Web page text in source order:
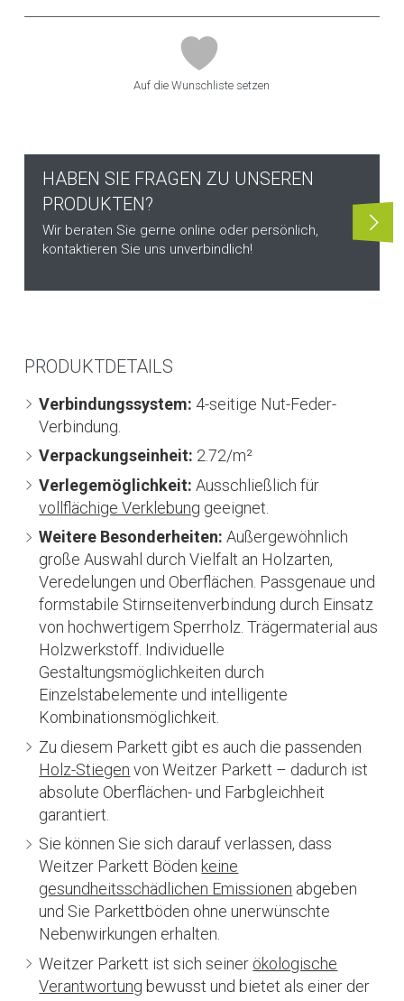
Auf die Wunschliste setzen
HABEN SIE FRAGEN ZU UNSEREN
PRODUKTEN?
Wir beraten Sie gerne online oder persönlich,
kontaktieren Sie uns unverbindlich!
PRODUKTDETAILS
Verbindungssystem: 4-seitige Nut-Feder-
Verbindung.
Verpackungseinheit: 2.72/m²
Verlegemöglichkeit: Ausschließlich für
vollflächige Verklebung geeignet.
Weitere Besonderheiten: Außergewöhnlich
große Auswahl durch Vielfalt an Holzarten,
Veredelungen und Oberflächen. Passgenaue und
formstabile Stirnseitenverbindung durch Einsatz
von hochwertigem Sperrholz. Trägermaterial aus
Holzwerkstoff. Individuelle
Gestaltungsmöglichkeiten durch
Einzelstabelemente und intelligente
Kombinationsmöglichkeit.
Zu diesem Parkett gibt es auch die passenden
Holz-Stiegen von Weitzer Parkett – dadurch ist
absolute Oberflächen- und Farbgleichheit
garantiert.
Sie können Sie sich darauf verlassen, dass
Weitzer Parkett Böden keine
gesundheitsschädlichen Emissionen abgeben
und Sie Parkettböden ohne unerwünschte
Nebenwirkungen erhalten.
Weitzer Parkett ist sich seiner ökologische
Verantwortung bewusst und bietet als einer der